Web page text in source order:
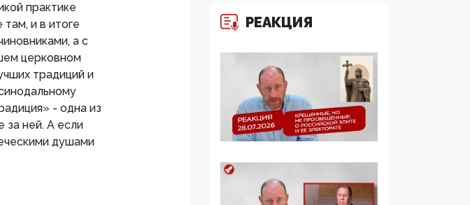
практике
и в итоге
а с
церковном
традиций и
- одна из
за ней. А если
душами
и»
Эзотерика,
инфоцыганство и
лженаука под ширмой
защиты традиционных
ценностей: кто и с чем
выступал на форуме
будущего»
РЕАКЦИЯ